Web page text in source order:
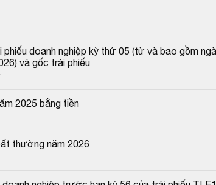
phiếu doanh nghiệp kỳ thứ 05 (từ và bao gồm
và gốc trái phiếu
2025 bằng tiền
thường năm 2026